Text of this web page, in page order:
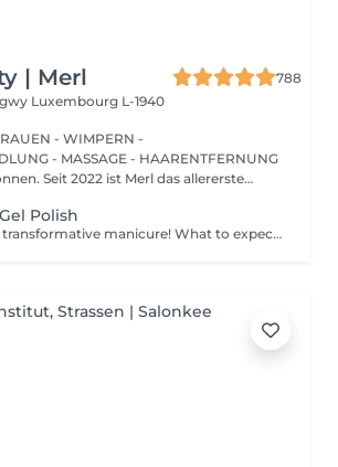
| Merl
788
Luxembourg L-1940
- WIMPERN -
- MASSAGE - HAARENTFERNUNG
Seit 2022 ist Merl das allererste
Polish
Treat yourself to a transformative manicure! What to expect: - old polish is removed as a bonus - rough skin is removed - nails are shaped - cuticles and side ridges are polished - reinforcement is performed if chosen - semi-permanent polish is applied - cuticle oil and hand cream are applied Age: 16+ Frequency: every 3 weeks for best results. *Removal of old semi-permanent polish is included with the manicure. If you want a separate removal appointment, we charge €20 for the careful process that protects your nails. For the manicure, we leave a thin layer of old polish under the new layer to enhance the durability of the semi-permanent polish. *Please note that if semipermanent nail polish without manicure is chosen, rough skin, cuticle and side ridges won't be removed.